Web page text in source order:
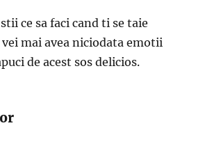
ce sa faci cand ti se taie
mai avea niciodata emotii
de acest sos delicios.